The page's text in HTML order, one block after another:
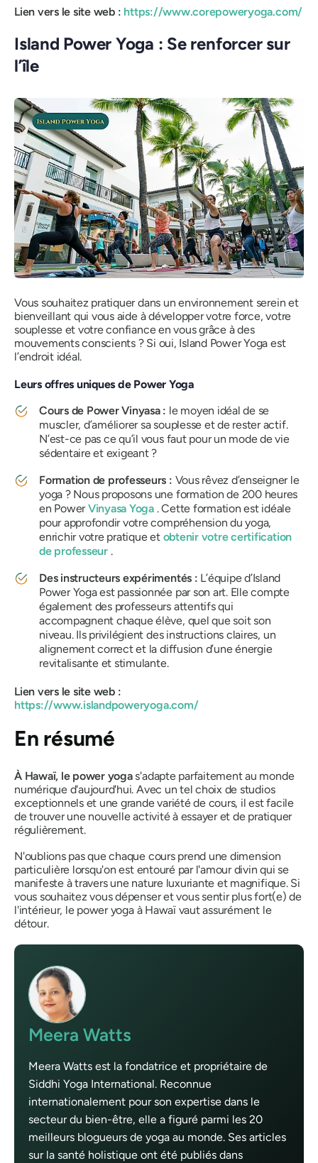
Lien vers le site web : https://www.corepoweryoga.com/
Island Power Yoga : Se renforcer sur
l’île
Vous souhaitez pratiquer dans un environnement serein et
bienveillant qui vous aide à développer votre force, votre
souplesse et votre confiance en vous grâce à des
mouvements conscients ? Si oui, Island Power Yoga est
l’endroit idéal.
Leurs offres uniques de Power Yoga
Cours de Power Vinyasa : le moyen idéal de se
muscler, d’améliorer sa souplesse et de rester actif.
N’est-ce pas ce qu’il vous faut pour un mode de vie
sédentaire et exigeant ?
Formation de professeurs : Vous rêvez d’enseigner le
yoga ? Nous proposons une formation de 200 heures
en PowerVinyasa Yoga. Cette formation est idéale
pour approfondir votre compréhension du yoga,
enrichir votre pratique et obtenir votre certification
de professeur.
Des instructeurs expérimentés : L’équipe d’Island
Power Yoga est passionnée par son art. Elle compte
également des professeurs attentifs qui
accompagnent chaque élève, quel que soit son
niveau. Ils privilégient des instructions claires, un
alignement correct et la diffusion d’une énergie
revitalisante et stimulante.
Lien vers le site web :
https://www.islandpoweryoga.com/
En résumé
À Hawaï, le power yoga s'adapte parfaitement au monde
numérique d'aujourd'hui. Avec un tel choix de studios
exceptionnels et une grande variété de cours, il est facile
de trouver une nouvelle activité à essayer et de pratiquer
régulièrement.
N'oublions pas que chaque cours prend une dimension
particulière lorsqu'on est entouré par l'amour divin qui se
manifeste à travers une nature luxuriante et magnifique. Si
vous souhaitez vous dépenser et vous sentir plus fort(e) de
l'intérieur, le power yoga à Hawaï vaut assurément le
détour.
Meera Watts
Meera Watts est la fondatrice et propriétaire de
Siddhi Yoga International. Reconnue
internationalement pour son expertise dans le
secteur du bien-être, elle a figuré parmi les 20
meilleurs blogueurs de yoga au monde. Ses articles
sur la santé holistique ont été publiés dans